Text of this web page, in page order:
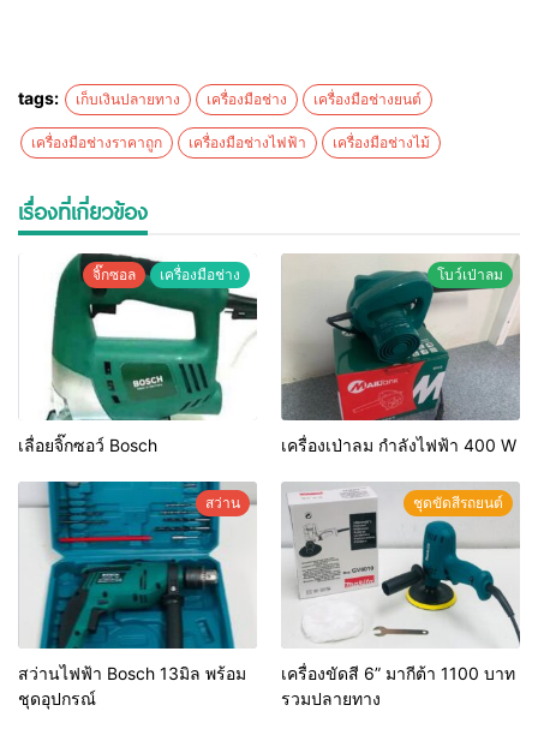
tags: เก็บเงินปลายทาง เครื่องมือช่าง เครื่องมือช่างยนต์
เครื่องมือช่างราคาถูก เครื่องมือช่างไฟฟ้า เครื่องมือช่างไม้
เรื่องที่เกี่ยวข้อง
จิ๊กซอล เครื่องมือช่าง
เลื่อยจิ๊กซอว์ Bosch
โบว์เป่าลม
เครื่องเป่าลม กำลังไฟฟ้า 400 W
สว่าน
สว่านไฟฟ้า Bosch 13มิล พร้อม
ชุดอุปกรณ์
ชุดขัดสีรถยนต์​
เครื่องขัดสี 6” มากีต้า 1100 บาท
รวมปลายทาง